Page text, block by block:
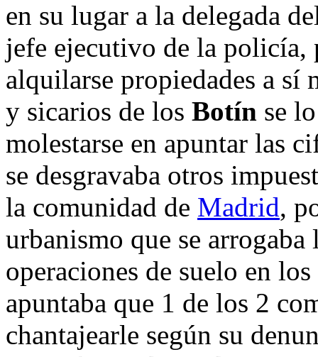
en su lugar a la delegada
jefe ejecutivo de la policía,
alquilarse propiedades a sí
y sicarios de los Botín se
molestarse en apuntar las
se desgravaba otros
la comunidad de Madrid,
urbanismo que se
operaciones de suelo en
apuntaba que 1 de los 2
chantajearle según su